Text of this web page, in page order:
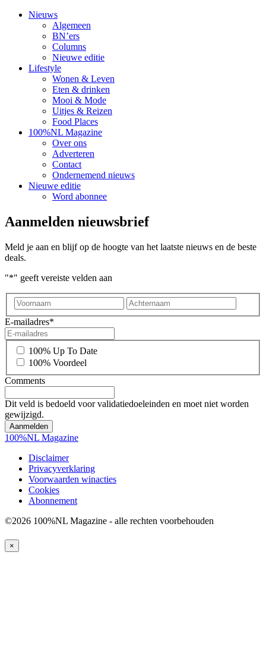
Nieuws
Algemeen
BN’ers
Columns
Nieuwe editie
Lifestyle
Wonen & Leven
Eten & drinken
Mooi & Mode
Uitjes & Reizen
Food Places
100%NL Magazine
Over ons
Adverteren
Contact
Ondernemend nieuws
Nieuwe editie
Word abonnee
Aanmelden nieuwsbrief
Meld je aan en blijf op de hoogte van het laatste nieuws en de beste
deals.
"*" geeft vereiste velden aan
Voornaam
E-mailadres*
*
100% Up To Date
100% Voordeel
Comments
Dit veld is bedoeld voor validatiedoeleinden en moet niet worden
gewijzigd.
100%NL Magazine
Disclaimer
Privacyverklaring
Voorwaarden winacties
Cookies
Abonnement
©2026 100%NL Magazine - alle rechten voorbehouden
×